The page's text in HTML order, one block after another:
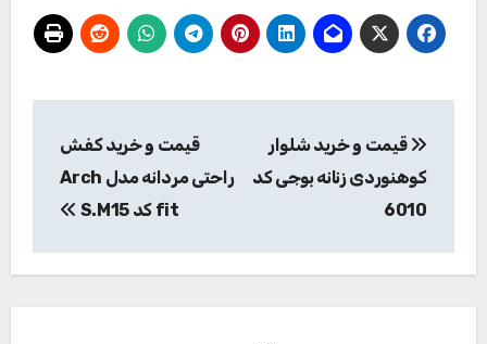
نوشته
قیمت و خرید شلوار
کوهنوردی زنانه بوجی کد
6010
قیمت و خرید کفش
راحتی مردانه مدل Arch
fit کد S.M15